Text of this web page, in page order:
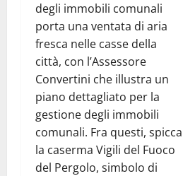
degli immobili comunali
porta una ventata di aria
fresca nelle casse della
città, con l’Assessore
Convertini che illustra un
piano dettagliato per la
gestione degli immobili
comunali. Fra questi, spicca
la caserma Vigili del Fuoco
del Pergolo, simbolo di